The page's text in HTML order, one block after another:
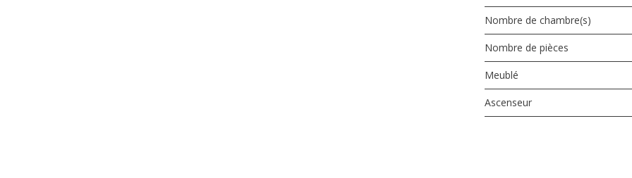
Nombre de chambre(s)
Nombre de pièces
Meublé
Ascenseur